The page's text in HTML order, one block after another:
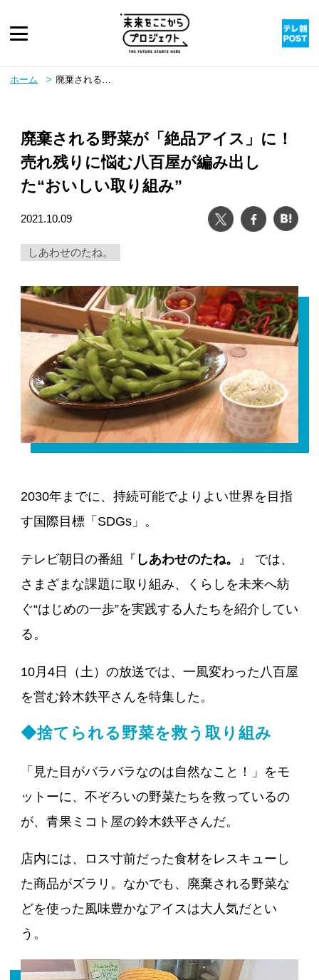
ピックアップ
twitter youtube instagram rss
ホーム 廃棄される野菜が「絶品アイス」に！売れ残りに悩む八百屋が編み出した“おいしい取り組み”
廃棄される野菜が「絶品アイス」に！
売れ残りに悩む八百屋が編み出し
た“おいしい取り組み”
2021.10.09 ツイート
シェア
しあわせのたね。
2030年までに、持続可能でよりよい世界を目指
す国際目標「SDGs」。
テレビ朝日の番組『 しあわせのたね。
』 では、
さまざまな課題に取り組み、くらしを未来へ紡
ぐ“はじめの一歩”を実践する人たちを紹介してい
る。
10月4日（土）の放送では、一風変わった八百屋
を営む鈴木鉄平さんを特集した。
◆捨てられる野菜を救う取り組み
「見た目がバラバラなのは自然なこと！」をモ
ットーに、不ぞろいの野菜たちを救っているの
が、青果ミコト屋の鈴木鉄平さんだ。
店内には、ロス寸前だった食材をレスキューし
た商品がズラリ。なかでも、廃棄される野菜な
どを使った風味豊かなアイスは大人気だとい
う。